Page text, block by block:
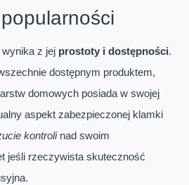
z jej prostoty i dostępności.
dostępnym produktem,
domowych posiada w swojej
aspekt zabezpieczonej klamki
kontrolinad swoim
jeśli rzeczywista skuteczność